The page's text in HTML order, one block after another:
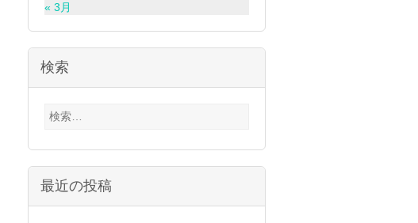
« 3月
検索
検
最近の投稿